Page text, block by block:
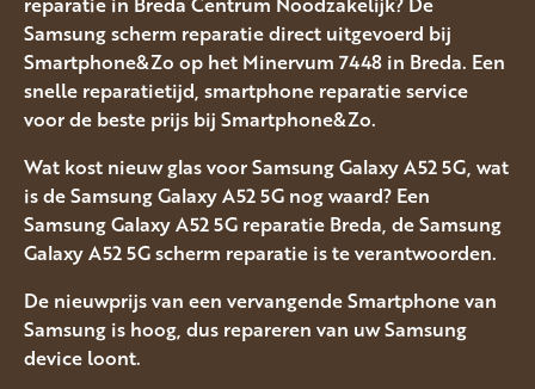
Samsung scherm reparatie direct uitgevoerd bij
Smartphone&Zo op het Minervum 7448 in Breda. Een
snelle reparatietijd, smartphone reparatie service
voor de beste prijs bij Smartphone&Zo.
Wat kost nieuw glas voor Samsung Galaxy A52 5G, wat
is de Samsung Galaxy A52 5G nog waard? Een
Samsung Galaxy A52 5G reparatie Breda, de Samsung
Galaxy A52 5G scherm reparatie is te verantwoorden.
De nieuwprijs van een vervangende Smartphone van
Samsung is hoog, dus repareren van uw Samsung
device loont.